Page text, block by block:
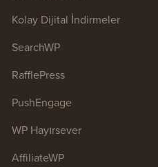
Kolay Dijital İndirmeler
SearchWP
RafflePress
PushEngage
WP Hayırsever
AffiliateWP